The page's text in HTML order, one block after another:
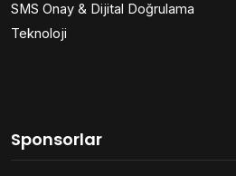
SMS Onay & Dijital Doğrulama
Teknoloji
Sponsorlar